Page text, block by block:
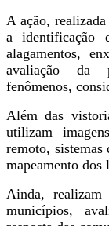
A ação,
a identificação
alagamentos,
avaliação da
fenômenos,
Além das
utilizam
remoto, sistemas
mapeamento dos
Ainda, realizam
municípios,